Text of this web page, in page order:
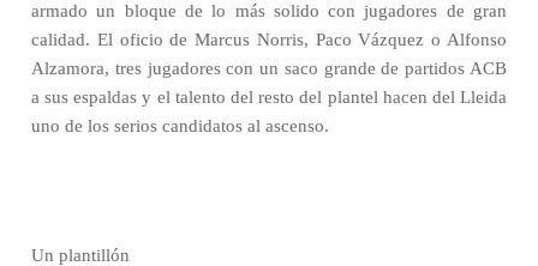
armado un bloque de lo más solido con jugadores de gran
calidad. El oficio de Marcus Norris, Paco Vázquez o Alfonso
Alzamora, tres jugadores con un saco grande de partidos ACB
a sus espaldas y el talento del resto del plantel hacen del Lleida
uno de los serios candidatos al ascenso.
Un plantillón